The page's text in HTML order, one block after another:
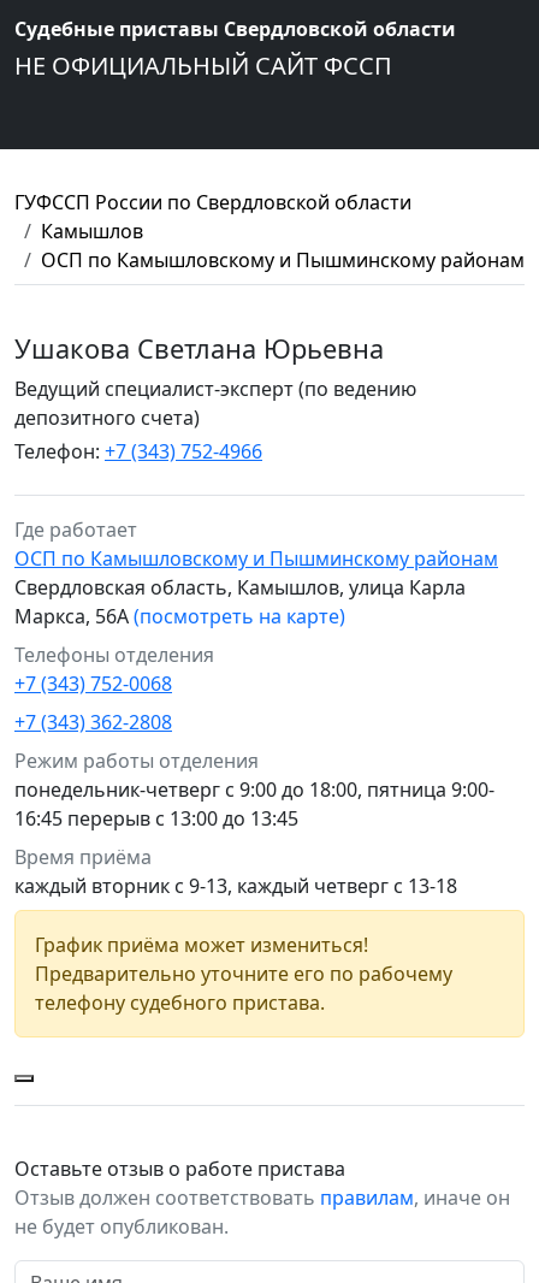
Судебные приставы Свердловской области
НЕ ОФИЦИАЛЬНЫЙ САЙТ ФССП
ГУФССП России по Свердловской области
Камышлов
ОСП по Камышловскому и Пышминскому районам
Ушакова Светлана Юрьевна
Ведущий специалист-эксперт (по ведению
депозитного счета)
Телефон: +7 (343) 752-4966
Где работает
ОСП по Камышловскому и Пышминскому районам
Свердловская область, Камышлов, улица Карла
Маркса, 56А(посмотреть на карте)
Телефоны отделения
+7 (343) 752-0068
+7 (343) 362-2808
Режим работы отделения
понедельник-четверг с 9:00 до 18:00, пятница 9:00-
16:45 перерыв с 13:00 до 13:45
Время приёма
каждый вторник с 9-13, каждый четверг с 13-18
График приёма может измениться!
Предварительно уточните его по рабочему
телефону судебного пристава.
Оставьте отзыв о работе пристава
Отзыв должен соответствовать правилам, иначе он
не будет опубликован.